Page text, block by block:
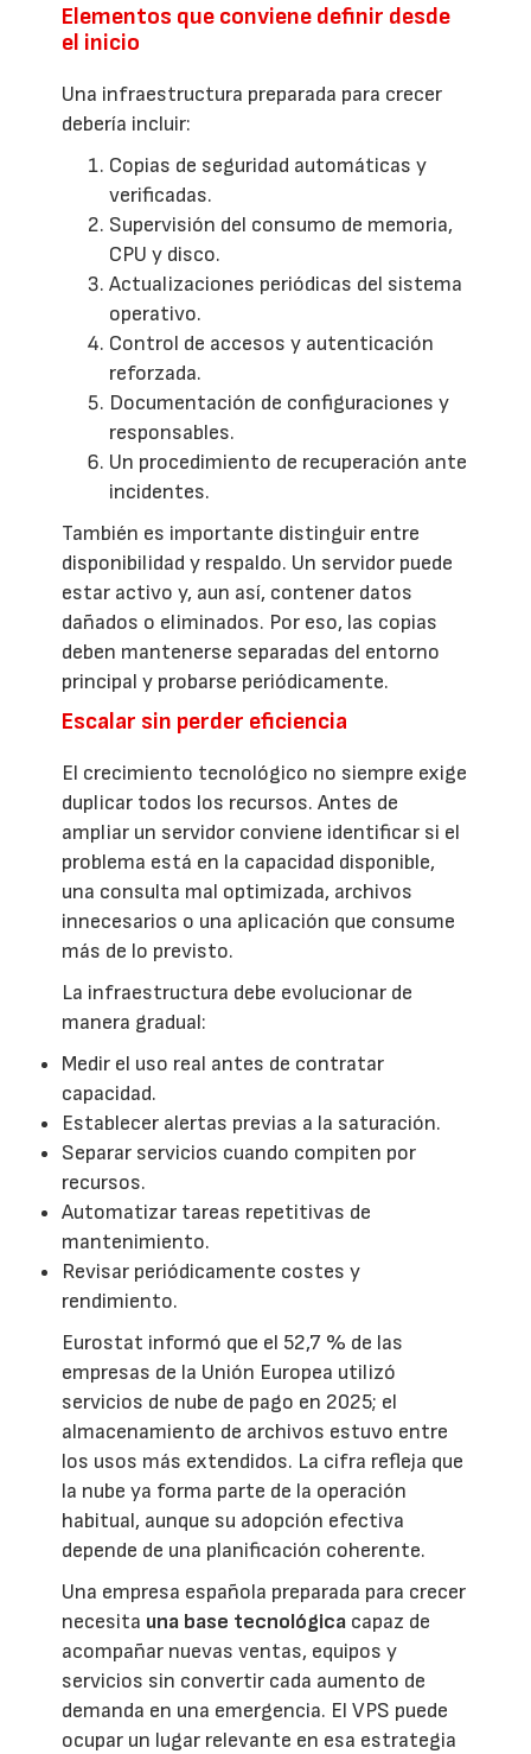
Elementos que conviene definir desde
el inicio
Una infraestructura preparada para crecer
debería incluir:
Copias de seguridad automáticas y
verificadas.
Supervisión del consumo de memoria,
CPU y disco.
Actualizaciones periódicas del sistema
operativo.
Control de accesos y autenticación
reforzada.
Documentación de configuraciones y
responsables.
Un procedimiento de recuperación ante
incidentes.
También es importante distinguir entre
disponibilidad y respaldo. Un servidor puede
estar activo y, aun así, contener datos
dañados o eliminados. Por eso, las copias
deben mantenerse separadas del entorno
principal y probarse periódicamente.
Escalar sin perder eficiencia
El crecimiento tecnológico no siempre exige
duplicar todos los recursos. Antes de
ampliar un servidor conviene identificar si el
problema está en la capacidad disponible,
una consulta mal optimizada, archivos
innecesarios o una aplicación que consume
más de lo previsto.
La infraestructura debe evolucionar de
manera gradual:
Medir el uso real antes de contratar
capacidad.
Establecer alertas previas a la saturación.
Separar servicios cuando compiten por
recursos.
Automatizar tareas repetitivas de
mantenimiento.
Revisar periódicamente costes y
rendimiento.
Eurostat informó que el 52,7 % de las
empresas de la Unión Europea utilizó
servicios de nube de pago en 2025; el
almacenamiento de archivos estuvo entre
los usos más extendidos. La cifra refleja que
la nube ya forma parte de la operación
habitual, aunque su adopción efectiva
depende de una planificación coherente.
Una empresa española preparada para crecer
necesita una base tecnológica capaz de
acompañar nuevas ventas, equipos y
servicios sin convertir cada aumento de
demanda en una emergencia. El VPS puede
ocupar un lugar relevante en esa estrategia